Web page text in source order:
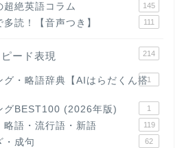
超絶英語コラム 145
読！【音声つき】 111
ード表現 214
グ・略語辞典【AIはらだくん搭1
グBEST100 (2026年版) 1
略語・流行語・新語 119
・成句 62